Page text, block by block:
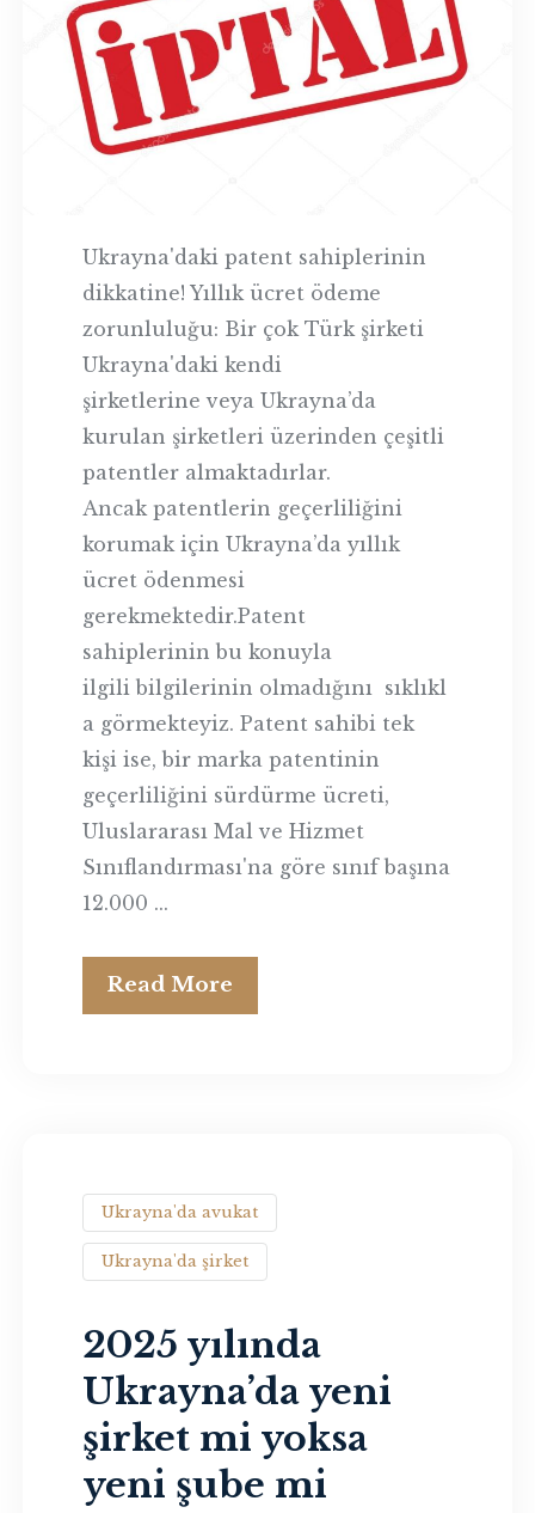
Ukrayna'daki patent sahiplerinin
dikkatine! Yıllık ücret ödeme
zorunluluğu: Bir çok Türk şirketi
Ukrayna'daki kendi
şirketlerine veya Ukrayna’da
kurulan şirketleri üzerinden çeşitli
patentler almaktadırlar.
Ancak patentlerin geçerliliğini
korumak için Ukrayna’da yıllık
ücret ödenmesi
gerekmektedir.Patent
sahiplerinin bu konuyla
ilgili bilgilerinin olmadığını sıklıkl
a görmekteyiz. Patent sahibi tek
kişi ise, bir marka patentinin
geçerliliğini sürdürme ücreti,
Uluslararası Mal ve Hizmet
Sınıflandırması'na göre sınıf başına
12.000 ...
Read More
Ukrayna'da avukat
Ukrayna'da şirket
2025 yılında
Ukrayna’da yeni
şirket mi yoksa
yeni şube mi